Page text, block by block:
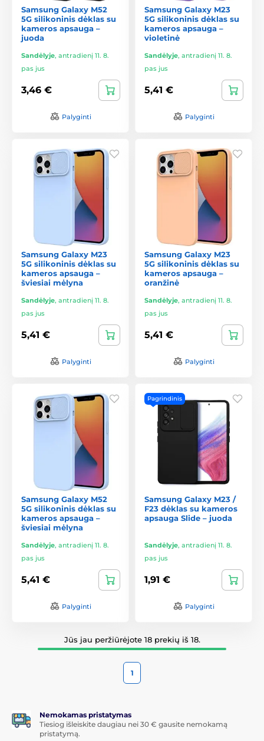
Samsung Galaxy M52
5G silikoninis dėklas su
kameros apsauga –
juoda
Sandėlyje, antradienį 11. 8.
pas jus
3,46 €
Palyginti
Samsung Galaxy M23
5G silikoninis dėklas su
kameros apsauga –
violetinė
Sandėlyje, antradienį 11. 8.
pas jus
5,41 €
Palyginti
Samsung Galaxy M23
5G silikoninis dėklas su
kameros apsauga –
šviesiai mėlyna
Sandėlyje, antradienį 11. 8.
pas jus
5,41 €
Palyginti
Samsung Galaxy M23
5G silikoninis dėklas su
kameros apsauga –
oranžinė
Sandėlyje, antradienį 11. 8.
pas jus
5,41 €
Palyginti
Samsung Galaxy M52
5G silikoninis dėklas su
kameros apsauga –
šviesiai mėlyna
Sandėlyje, antradienį 11. 8.
pas jus
5,41 €
Palyginti
Pagrindinis
Samsung Galaxy M23 /
F23 dėklas su kameros
apsauga Slide – juoda
Sandėlyje, antradienį 11. 8.
pas jus
1,91 €
Palyginti
Jūs jau peržiūrėjote 18 prekių iš 18.
1
Nemokamas pristatymas
Tiesiog išleiskite daugiau nei 30 € gausite nemokamą
pristatymą.